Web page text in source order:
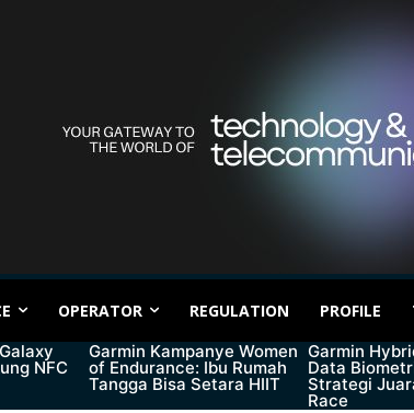
OPERATOR REGULATION PROFILE
NFC
Garmin Kampanye Women
of Endurance: Ibu Rumah
Tangga Bisa Setara HIIT
Garmin
Data
Strategi
Race